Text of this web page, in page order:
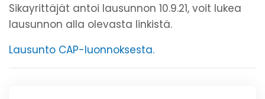
Sikayrittäjät antoi lausunnon 10.9.21, voit lukea
lausunnon alla olevasta linkistä.
Lausunto CAP-luonnoksesta.